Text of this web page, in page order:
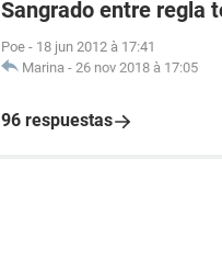
Sangrado entre regla
Poe - 18 jun 2012 à 17:41
Marina - 26 nov 2018 à 17:05
96 respuestas